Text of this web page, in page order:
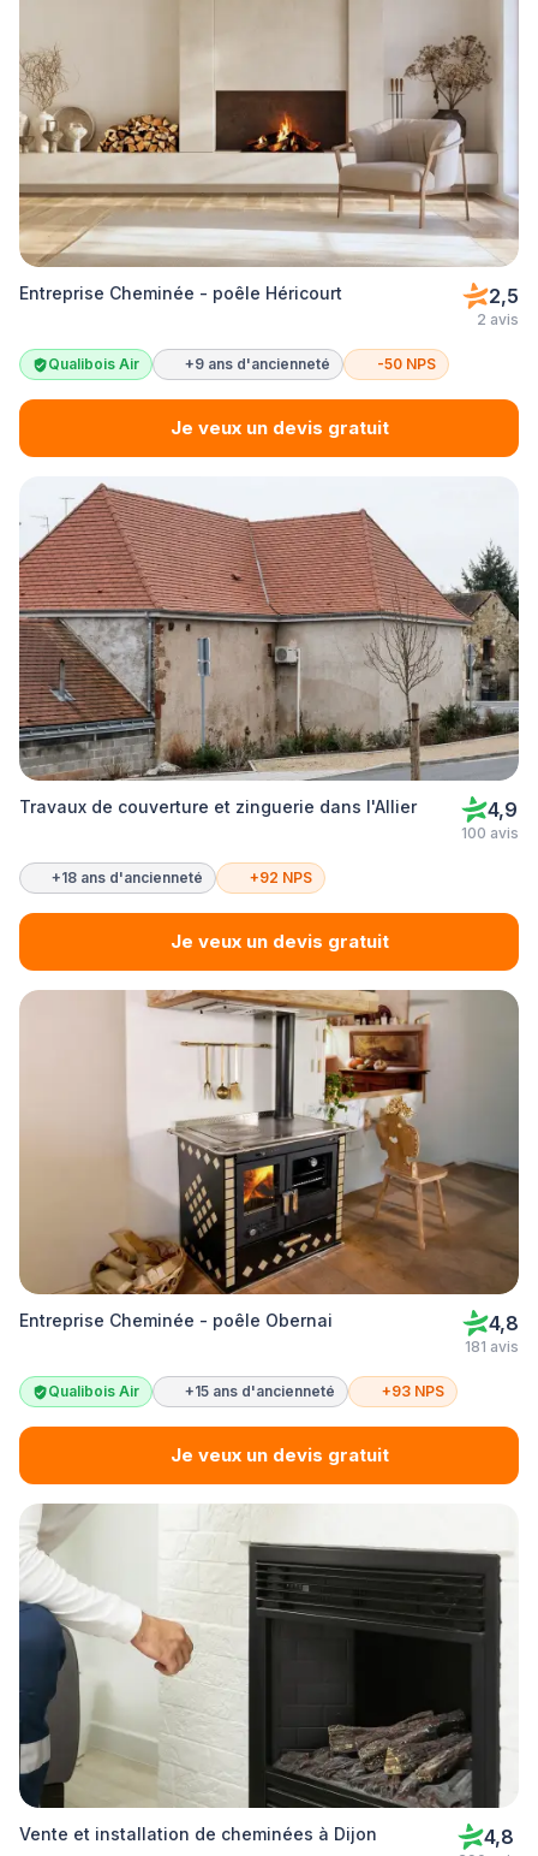
Entreprise Cheminée - poêle Héricourt 2,5
2 avis
Qualibois Air +9 ans d'ancienneté -50 NPS
Je veux un devis gratuit
Travaux de couverture et zinguerie dans l'Allier 4,9
100 avis
+18 ans d'ancienneté +92 NPS
Je veux un devis gratuit
Entreprise Cheminée - poêle Obernai 4,8
181 avis
Qualibois Air +15 ans d'ancienneté +93 NPS
Je veux un devis gratuit
Vente et installation de cheminées à Dijon 4,8